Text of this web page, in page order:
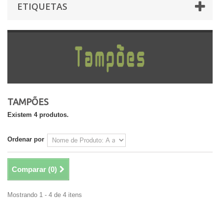
ETIQUETAS
TAMPÕES
Existem 4 produtos.
Ordenar por
Comparar (0)
Mostrando 1 - 4 de 4 itens